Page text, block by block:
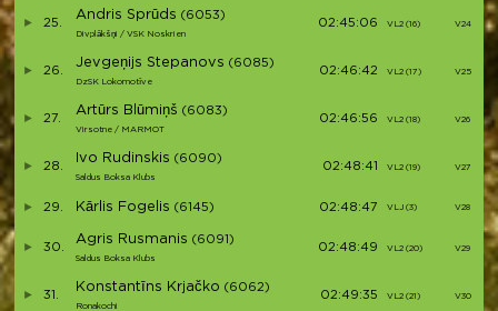
25.
Andris Sprūds (6053)
Divplākšņi / VSK Noskrien
02:45:06 VL2 (16) V24
26.
Jevgeņijs Stepanovs (6085)
DzSK Lokomotīve
02:46:42 VL2 (17) V25
27.
Artūrs Blūmiņš (6083)
Virsotne / MARMOT
02:46:56 VL2 (18) V26
28.
Ivo Rudinskis (6090)
Saldus Boksa Klubs
02:48:41 VL2 (19) V27
29. Kārlis Fogelis (6145) 02:48:47 VLJ (3) V28
30.
Agris Rusmanis (6091)
Saldus Boksa Klubs
02:48:49 VL2 (20) V29
31.
Konstantīns Krjačko (6062)
Ronakochi
02:49:35 VL2 (21) V30